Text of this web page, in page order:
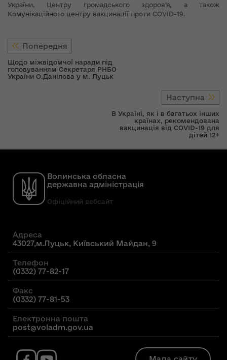
України, Центру громадського здоров’я, а також
Комунікаційного центру вакцинації проти COVID-19.
Попередня
Щодо міжвідомчої наради під
головуванням Секретаря РНБО
України О.Данілова у м. Луцьк
Наступна
В Україні, як і в багатьох інших
країнах, рекомендована
вакцинація від COVID-19 для
дітей 12+
Волинська обласна
державна адміністрація
Офіційний вебсайт
Адреса
43027,м.Луцьк, Київський Майдан, 9
Телефон
(0332) 77-82-17
Факс
(0332) 77-81-53
Електронна пошта
post@voladm.gov.ua